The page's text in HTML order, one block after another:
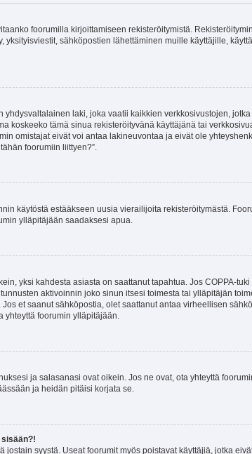
foorumilla kirjoittamiseen rekisteröitymistä.
yksityisviestit, sähköpostien lähettäminen muille käyttäjille,
yhdysvaltalainen laki, joka vaatii kaikkien verkkosivustojen,
koskeeko tämä sinua rekisteröityvänä käyttäjänä tai
omistajat eivät voi antaa lakineuvontaa ja eivät ole
foorumiin liittyen?”.
käytöstä estääkseen uusia vierailijoita rekisteröitymästä.
ylläpitäjään saadaksesi apua.
yksi kahdesta asiasta on saattanut tapahtua. Jos COPPA-
aktivoinnin joko sinun itsesi toimesta tai ylläpitäjän
et saanut sähköpostia, olet saattanut antaa virheellisen
yhteyttä foorumin ylläpitäjään.
ja salasanasi ovat oikein. Jos ne ovat, ota yhteyttä
ja heidän pitäisi korjata se.
syystä. Useat foorumit myös poistavat käyttäjiä, jotka